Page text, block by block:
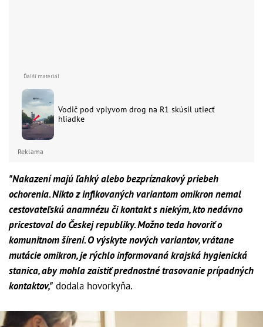
Vodič pod vplyvom drog na R1 skúsil utiecť
hliadke
Reklama
"Nakazení majú ľahký alebo bezpríznakový priebeh
ochorenia. Nikto z infikovaných variantom omikron nemal
cestovateľskú anamnézu či kontakt s niekým, kto nedávno
pricestoval do Českej republiky. Možno teda hovoriť o
komunitnom šírení. O výskyte nových variantov, vrátane
mutácie omikron, je rýchlo informovaná krajská hygienická
stanica, aby mohla zaistiť prednostné trasovanie prípadných
kontaktov," dodala hovorkyňa.